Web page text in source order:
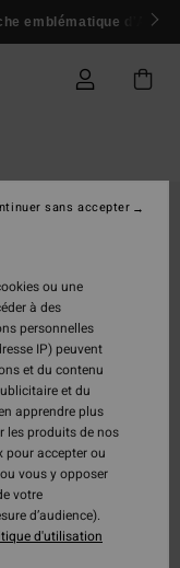
emblématique d'Andy
ou une
à des
personnelles
IP) peuvent
et du contenu
et du
apprendre plus
les produits de nos
pour accepter ou
vous y opposer
votre
d’audience).
d'utilisation
sans accepter